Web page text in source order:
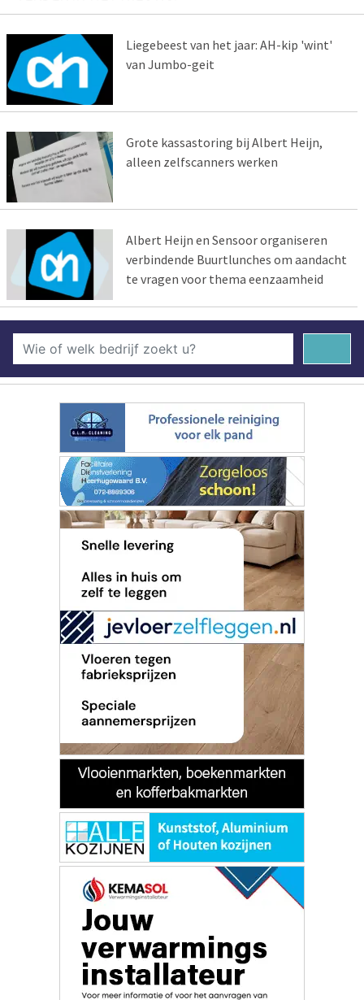
Liegebeest van het jaar: AH-kip 'wint'
van Jumbo-geit
Grote kassastoring bij Albert Heijn,
alleen zelfscanners werken
Albert Heijn en Sensoor organiseren
verbindende Buurtlunches om aandacht
te vragen voor thema eenzaamheid